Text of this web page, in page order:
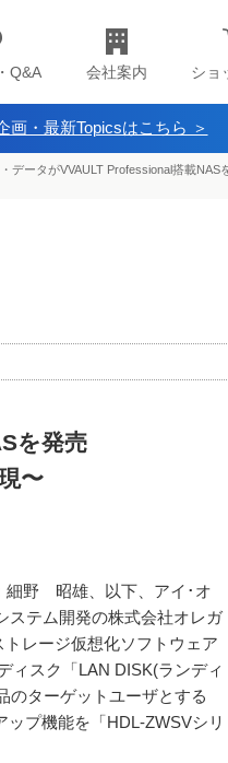
Q&A 会社案内 ショ
画・最新Topicsはこちら ＞
データがVVAULT Professional搭載
を発売
〜
細野 昭雄、以下、アイ･オ
ステム開発の株式会社オレガ
レージ仮想化ソフトウェア
ィスク「LAN DISK(ランディ
のターゲットユーザとする
プ機能を「HDL-ZWSVシリ